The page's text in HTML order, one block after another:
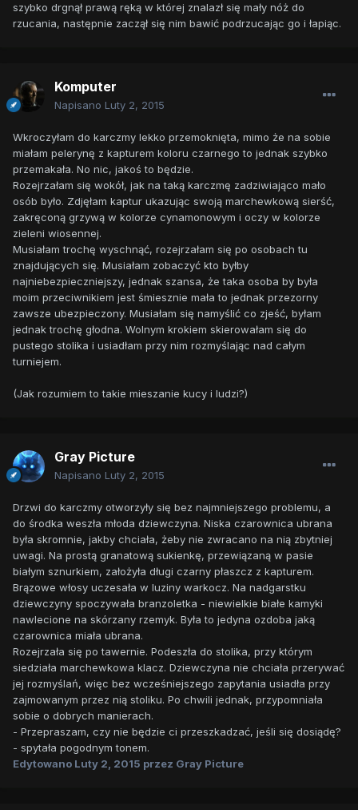
szybko drgnął prawą ręką w której znalazł się mały nóż do
rzucania, następnie zaczął się nim bawić podrzucając go i łapiąc.
Komputer
Napisano Luty 2, 2015
Wkroczyłam do karczmy lekko przemoknięta, mimo że na sobie
miałam pelerynę z kapturem koloru czarnego to jednak szybko
przemakała. No nic, jakoś to będzie.
Rozejrzałam się wokół, jak na taką karczmę zadziwiająco mało
osób było. Zdjęłam kaptur ukazując swoją marchewkową sierść,
zakręconą grzywą w kolorze cynamonowym i oczy w kolorze
zieleni wiosennej.
Musiałam trochę wyschnąć, rozejrzałam się po osobach tu
znajdujących się. Musiałam zobaczyć kto byłby
najniebezpieczniejszy, jednak szansa, że taka osoba by była
moim przeciwnikiem jest śmiesznie mała to jednak przezorny
zawsze ubezpieczony. Musiałam się namyślić co zjeść, byłam
jednak trochę głodna. Wolnym krokiem skierowałam się do
pustego stolika i usiadłam przy nim rozmyślając nad całym
turniejem.
(Jak rozumiem to takie mieszanie kucy i ludzi?)
Gray Picture
Napisano Luty 2, 2015
Drzwi do karczmy otworzyły się bez najmniejszego problemu, a
do środka weszła młoda dziewczyna. Niska czarownica ubrana
była skromnie, jakby chciała, żeby nie zwracano na nią zbytniej
uwagi. Na prostą granatową sukienkę, przewiązaną w pasie
białym sznurkiem, założyła długi czarny płaszcz z kapturem.
Brązowe włosy uczesała w luziny warkocz. Na nadgarstku
dziewczyny spoczywała branzoletka - niewielkie białe kamyki
nawlecione na skórzany rzemyk. Była to jedyna ozdoba jaką
czarownica miała ubrana.
Rozejrzała się po tawernie. Podeszła do stolika, przy którym
siedziała marchewkowa klacz. Dziewczyna nie chciała przerywać
jej rozmyślań, więc bez wcześniejszego zapytania usiadła przy
zajmowanym przez nią stoliku. Po chwili jednak, przypomniała
sobie o dobrych manierach.
- Przepraszam, czy nie będzie ci przeszkadzać, jeśli się dosiądę?
- spytała pogodnym tonem.
Edytowano Luty 2, 2015 przez Gray Picture